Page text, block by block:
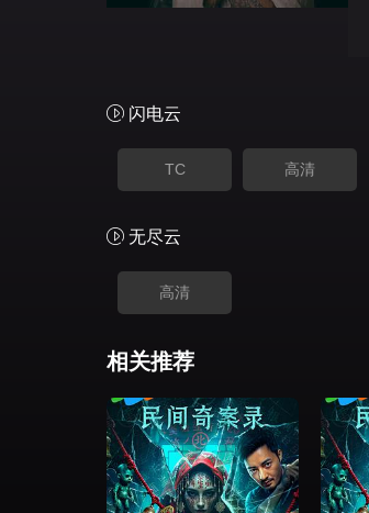
闪电云
TC 高清
无尽云
高清
相关推荐